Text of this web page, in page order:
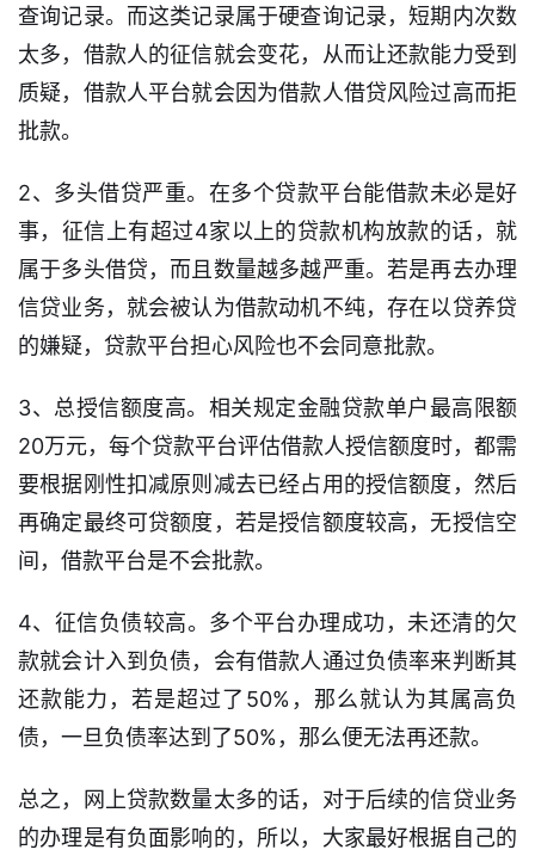
首
页
口
子
信
息
信
卡
期
催
收
贷
款
攻
略
查询记录。而这类记录属于硬查询记录，短期内次数
太多，借款人的征信就会变花，从而让还款能力受到
质疑，借款人平台就会因为借款人借贷风险过高而拒
批款。
2、多头借贷严重。在多个贷款平台能借款未必是好
事，征信上有超过4家以上的贷款机构放款的话，就
属于多头借贷，而且数量越多越严重。若是再去办理
信贷业务，就会被认为借款动机不纯，存在以贷养贷
的嫌疑，贷款平台担心风险也不会同意批款。
3、总授信额度高。相关规定金融贷款单户最高限额
20万元，每个贷款平台评估借款人授信额度时，都需
要根据刚性扣减原则减去已经占用的授信额度，然后
再确定最终可贷额度，若是授信额度较高，无授信空
间，借款平台是不会批款。
4、征信负债较高。多个平台办理成功，未还清的欠
款就会计入到负债，会有借款人通过负债率来判断其
还款能力，若是超过了50%，那么就认为其属高负
债，一旦负债率达到了50%，那么便无法再还款。
总之，网上贷款数量太多的话，对于后续的信贷业务
的办理是有负面影响的，所以，大家最好根据自己的